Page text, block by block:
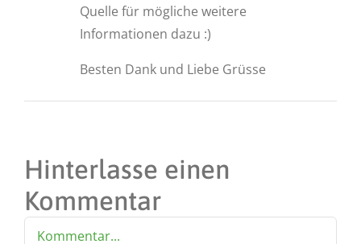
Quelle für mögliche weitere
Informationen dazu :)
Besten Dank und Liebe Grüsse
Hinterlasse einen
Kommentar
Kommentar